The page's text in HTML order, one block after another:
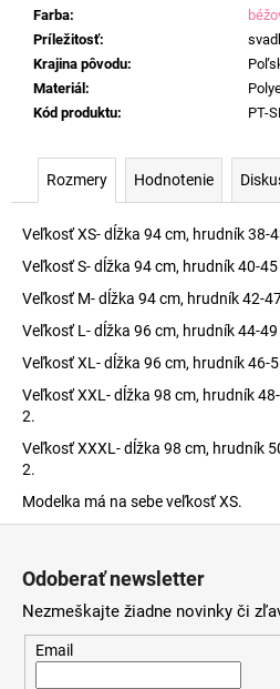
Farba:
Príležitosť:
Krajina pôvodu:
Materiál:
Kód produktu: PT-
Rozmery Hodnotenie
Veľkosť XS- dĺžka 94 cm, hrudník 38-
Veľkosť S- dĺžka 94 cm, hrudník 40-
Veľkosť M- dĺžka 94 cm, hrudník 42-
Veľkosť L- dĺžka 96 cm, hrudník 44-
Veľkosť XL- dĺžka 96 cm, hrudník 46-
Veľkosť XXL- dĺžka 98 cm, hrudník
2.
Veľkosť XXXL- dĺžka 98 cm, hrudník
2.
Modelka má na sebe veľkosť XS.
Odoberať newsletter
Nezmeškajte žiadne novinky či
Email